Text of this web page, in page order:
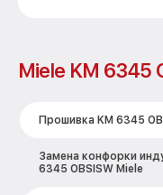
Miele KM 6345
Прошивка KM 6345
Замена конфорки
6345 OBSISW Miele